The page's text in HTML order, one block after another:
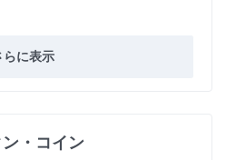
らに表示
・コイン